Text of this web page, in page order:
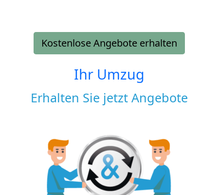
Kostenlose Angebote erhalten
Ihr Umzug
Erhalten Sie jetzt Angebote